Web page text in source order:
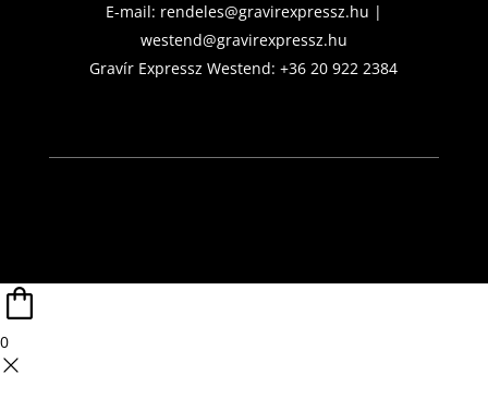
E-mail: rendeles@gravirexpressz.hu |
westend@gravirexpressz.hu
Gravír Expressz Westend:+36 20 922 2384
0